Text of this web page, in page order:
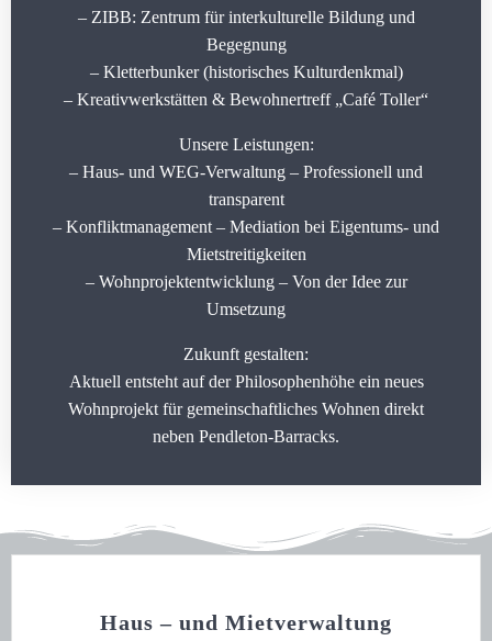
– ZIBB: Zentrum für interkulturelle Bildung und
Begegnung
– Kletterbunker (historisches Kulturdenkmal)
– Kreativwerkstätten & Bewohnertreff „Café Toller“
Unsere Leistungen:
– Haus- und WEG-Verwaltung – Professionell und
transparent
– Konfliktmanagement – Mediation bei Eigentums- und
Mietstreitigkeiten
– Wohnprojektentwicklung – Von der Idee zur
Umsetzung
Zukunft gestalten:
Aktuell entsteht auf der Philosophenhöhe ein neues
Wohnprojekt für gemeinschaftliches Wohnen direkt
neben Pendleton-Barracks.
Haus – und Mietverwaltung